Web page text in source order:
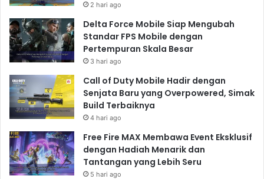
2 hari ago
Delta Force Mobile Siap Mengubah
Standar FPS Mobile dengan
Pertempuran Skala Besar
3 hari ago
Call of Duty Mobile Hadir dengan
Senjata Baru yang Overpowered, Simak
Build Terbaiknya
4 hari ago
Free Fire MAX Membawa Event Eksklusif
dengan Hadiah Menarik dan
Tantangan yang Lebih Seru
5 hari ago